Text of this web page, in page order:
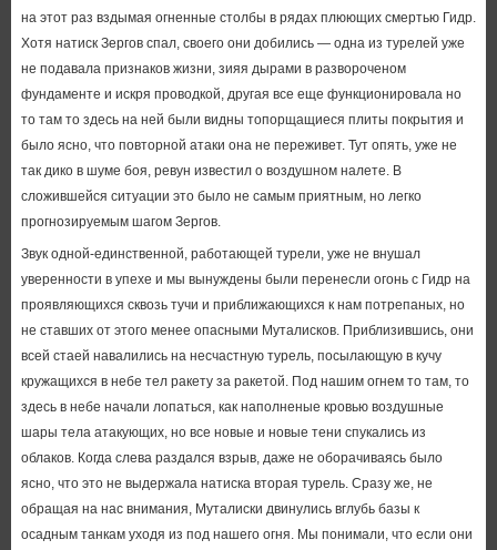
на этот раз вздымая огненные столбы в рядах плюющих смертью Гидр.
Хотя натиск Зергов спал, своего они добились — одна из турелей уже
не подавала признаков жизни, зияя дырами в развороченом
фундаменте и искря проводкой, другая все еще функционировала но
то там то здесь на ней были видны топорщащиеся плиты покрытия и
было ясно, что повторной атаки она не переживет. Тут опять, уже не
так дико в шуме боя, ревун известил о воздушном налете. В
сложившейся ситуации это было не самым приятным, но легко
прогнозируемым шагом Зергов.
Звук одной-единственной, работающей турели, уже не внушал
уверенности в упехе и мы вынуждены были перенесли огонь с Гидр на
проявляющихся сквозь тучи и приближающихся к нам потрепаных, но
не ставших от этого менее опасными Муталисков. Приблизившись, они
всей стаей навалились на несчастную турель, посылающую в кучу
кружащихся в небе тел ракету за ракетой. Под нашим огнем то там, то
здесь в небе начали лопаться, как наполненые кровью воздушные
шары тела атакующих, но все новые и новые тени спукались из
облаков. Когда слева раздался взрыв, даже не оборачиваясь было
ясно, что это не выдержала натиска вторая турель. Сразу же, не
обращая на нас внимания, Муталиски двинулись вглубь базы к
осадным танкам уходя из под нашего огня. Мы понимали, что если они